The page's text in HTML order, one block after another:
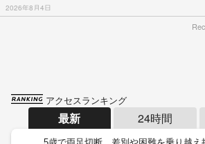
2026年8月4日
アクセスランキング
最新 24時間